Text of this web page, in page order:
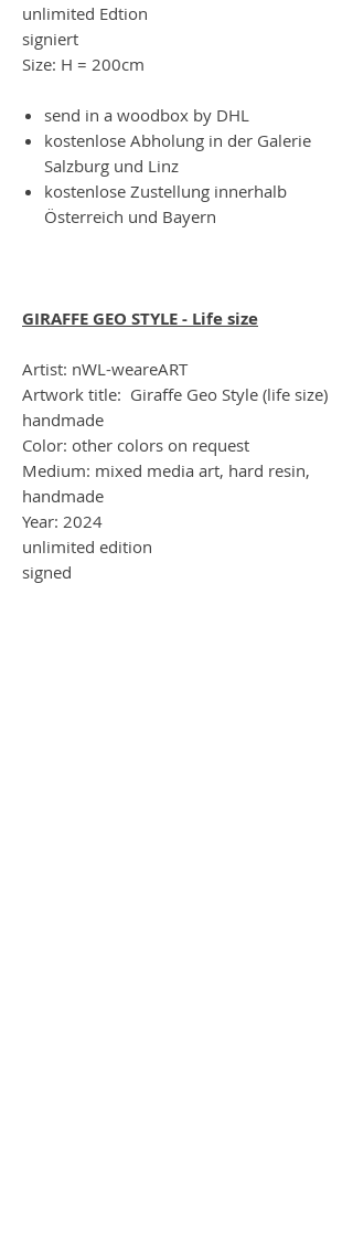
unlimited Edtion
signiert
Size: H = 200cm
send in a woodbox by DHL
kostenlose Abholung in der Galerie
Salzburg und Linz
kostenlose Zustellung innerhalb
Österreich und Bayern
GIRAFFE GEO STYLE - Life size
Artist: nWL-weareART
Artwork title: Giraffe Geo Style (life size)
handmade
Color: other colors on request
Medium: mixed media art, hard resin,
handmade
Year: 2024
unlimited edition
signed